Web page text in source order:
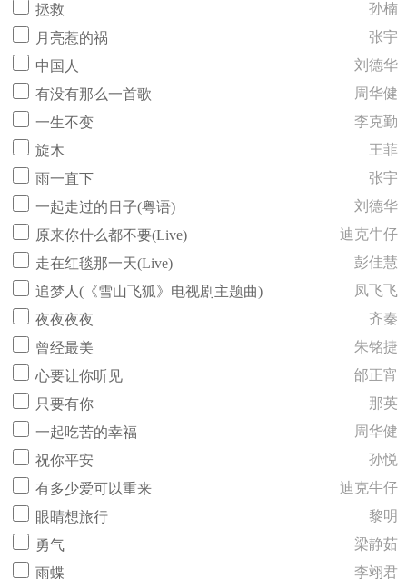
拯救
孙楠
月亮惹的祸
张宇
中国人
刘德华
有没有那么一首歌
周华健
一生不变
李克勤
旋木
王菲
雨一直下
张宇
一起走过的日子(粤语)
刘德华
原来你什么都不要(Live)
迪克牛仔
走在红毯那一天(Live)
彭佳慧
追梦人(《雪山飞狐》电视剧主题曲)
凤飞飞
夜夜夜夜
齐秦
曾经最美
朱铭捷
心要让你听见
邰正宵
只要有你
那英
一起吃苦的幸福
周华健
祝你平安
孙悦
有多少爱可以重来
迪克牛仔
眼睛想旅行
黎明
勇气
梁静茹
雨蝶
李翊君